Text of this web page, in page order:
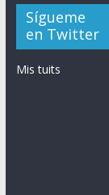
Sígueme
en Twitter
Mis tuits